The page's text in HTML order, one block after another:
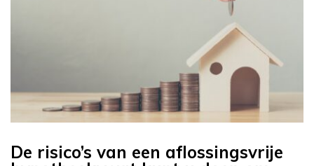
De risico’s van een aflossingsvrije